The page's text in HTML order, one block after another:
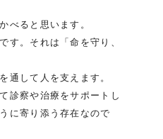
べると思います。
す。それは「命を守り、
通して人を支えます。
診察や治療をサポートし
に寄り添う存在なので